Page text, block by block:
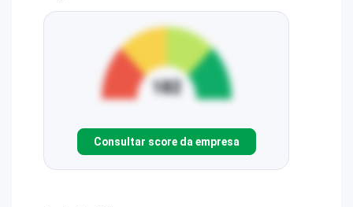
Consultar score da empresa